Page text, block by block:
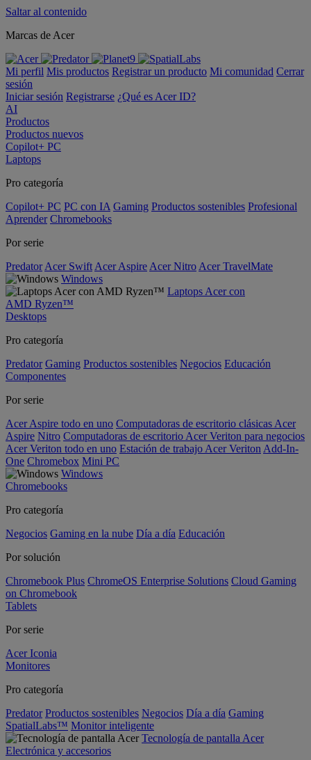
Saltar al contenido
Marcas de Acer
Mi perfil Mis productos Registrar un producto Mi comunidad Cerrar
sesión
Iniciar sesión Registrarse ¿Qué es Acer ID?
AI
Productos
Productos nuevos
Copilot+ PC
Laptops
Pro categoría
Copilot+ PC PC con IA Gaming Productos sostenibles Profesional
Aprender Chromebooks
Por serie
Predator Acer Swift Acer Aspire Acer Nitro Acer TravelMate
Windows
Laptops Acer con
AMD Ryzen™
Desktops
Pro categoría
Predator Gaming Productos sostenibles Negocios Educación
Componentes
Por serie
Acer Aspire todo en uno Computadoras de escritorio clásicas Acer
Aspire Nitro Computadoras de escritorio Acer Veriton para negocios
Acer Veriton todo en uno Estación de trabajo Acer Veriton Add-In-
One Chromebox Mini PC
Windows
Chromebooks
Pro categoría
Negocios Gaming en la nube Día a día Educación
Por solución
Chromebook Plus ChromeOS Enterprise Solutions Cloud Gaming
on Chromebook
Tablets
Por serie
Acer Iconia
Monitores
Pro categoría
Predator Productos sostenibles Negocios Día a día Gaming
SpatialLabs™ Monitor inteligente
Tecnología de pantalla Acer
Electrónica y accesorios